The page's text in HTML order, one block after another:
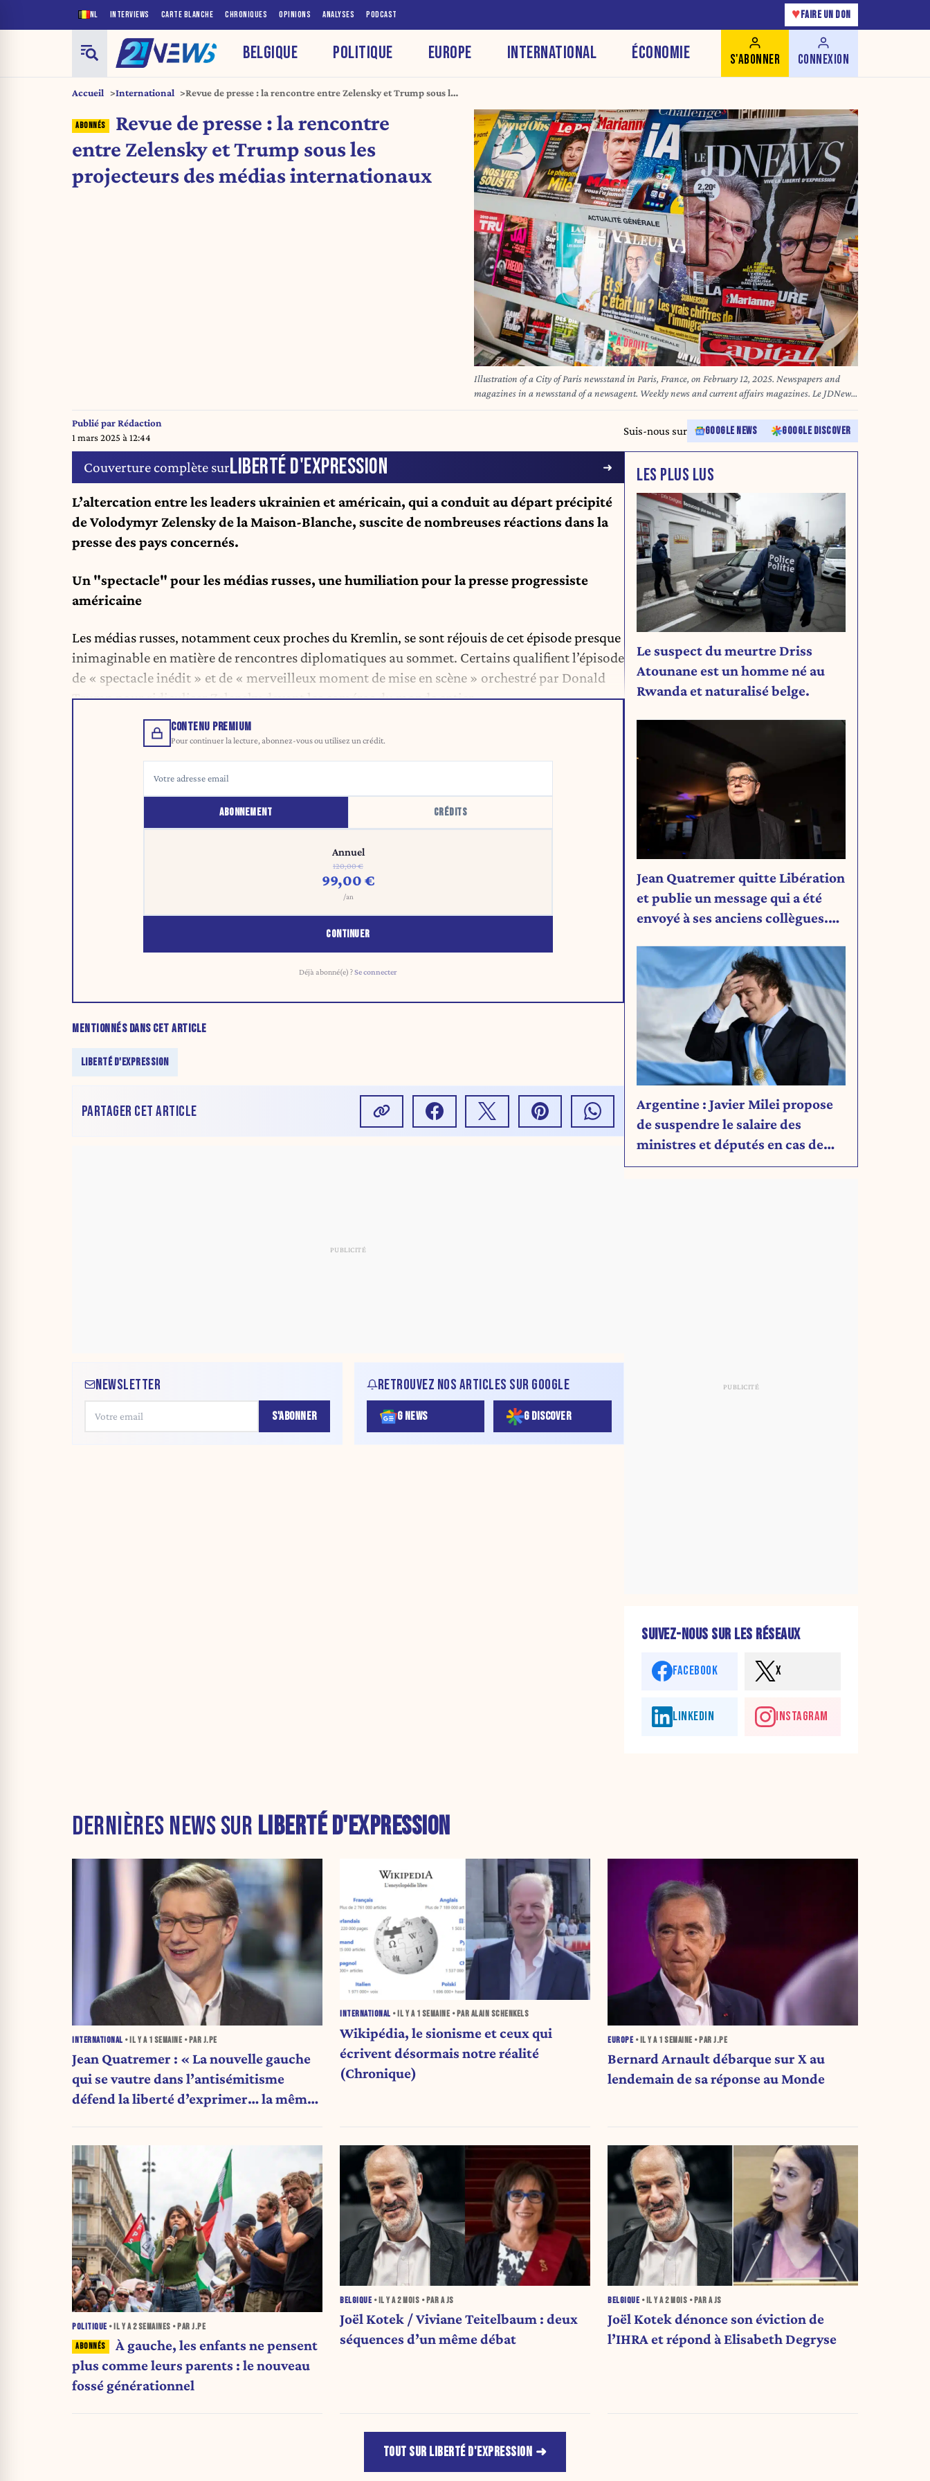
NL INTERVIEWS CARTE BLANCHE CHRONIQUES OPINIONS ANALYSES PODCAST ♥ FAIRE UN DON
BELGIQUE POLITIQUE EUROPE INTERNATIONAL ÉCONOMIE S'ABONNER CONNEXION
Accueil International
Revue de presse : la rencontre entre Zelensky et Trump sous les
Revue de presse : la rencontre
entre Zelensky et Trump sous les
projecteurs des médias internationaux
Illustration of a City of Paris newsstand in Paris, France, on February 12, 2025. Newspapers and
magazines in a newsstand of a newsagent. Weekly news and current affairs magazines. Le JDNews,
Marianne, Le Point, Challenges, Valeurs Actuels, L Obs. Illustration d un kiosque a journaux de la
Ville de Paris a Paris, France, le 12 fevrier 2025. Journaux et magazines dans un un kiosque d un
marchand de journaux. Magazines hebdomadaires d information et actualite.
Publié parRédaction
1 mars 2025 à 12:44
Suis-nous sur GOOGLE NEWS GOOGLE DISCOVER
Couverture complète surLIBERTÉ D'EXPRESSION
L’altercation entre les leaders ukrainien et américain, qui a conduit au départ précipité
de Volodymyr Zelensky de la Maison-Blanche, suscite de nombreuses réactions dans la
presse des pays concernés.
Un "spectacle" pour les médias russes, une humiliation pour la presse progressiste
américaine
Les médias russes, notamment ceux proches du Kremlin, se sont réjouis de cet épisode presque
inimaginable en matière de rencontres diplomatiques au sommet. Certains qualifient l’épisode
de « spectacle inédit » et de « merveilleux moment de mise en scène » orchestré par Donald
Trump pour ridiculiser Zelensky devant les caméras du monde entier.
CONTENU PREMIUM
Pour continuer la lecture, abonnez-vous ou utilisez un crédit.
ABONNEMENT CRÉDITS
Annuel
120,00 €
99,00 €
/an
CONTINUER
Déjà abonné(e) ?Se connecter
MENTIONNÉS DANS CET ARTICLE
LIBERTÉ D'EXPRESSION
PARTAGER CET ARTICLE
NEWSLETTER
S'ABONNER
RETROUVEZ NOS ARTICLES SUR GOOGLE
G NEWS G DISCOVER
LES PLUS LUS
Le suspect du meurtre Driss
Atounane est un homme né au
Rwanda et naturalisé belge.
Jean Quatremer quitte Libération
et publie un message qui a été
envoyé à ses anciens collègues.
Argentine : Javier Milei propose
de suspendre le salaire des
ministres et députés en cas de
déficit budgétaire
SUIVEZ-NOUS SUR LES RÉSEAUX
FACEBOOK X
LINKEDIN INSTAGRAM
DERNIÈRES NEWS SUR LIBERTÉ D'EXPRESSION
INTERNATIONAL • IL Y A 1 SEMAINE • PAR J.PE
Jean Quatremer : « La nouvelle gauche
qui se vautre dans l’antisémitisme
défend la liberté d’exprimer… la même
INTERNATIONAL • IL Y A 1 SEMAINE • PAR ALAIN SCHENKELS
Wikipédia, le sionisme et ceux qui
écrivent désormais notre réalité
(Chronique)
EUROPE • IL Y A 1 SEMAINE • PAR J.PE
Bernard Arnault débarque sur X au
lendemain de sa réponse au Monde
POLITIQUE • IL Y A2 SEMAINES • PAR J.PE
À gauche, les enfants ne pensent
plus comme leurs parents : le nouveau
fossé générationnel
BELGIQUE • IL Y A2 MOIS • PAR A JS
Joël Kotek / Viviane Teitelbaum : deux
séquences d’un même débat
BELGIQUE • IL Y A2 MOIS • PAR A JS
Joël Kotek dénonce son éviction de
l’IHRA et répond à Elisabeth Degryse
TOUT SUR LIBERTÉ D'EXPRESSION